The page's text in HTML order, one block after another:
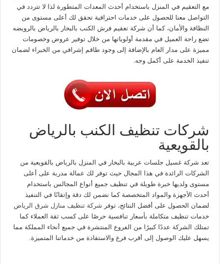
مع التعقيم في المنزل باستخدام أحدث المعدات المتطورة لذا لا تتردد في
التواصل معنا للحصول على خدمات احترافية تحقق لك أعلى مستوى من
النظافة والأمان، كما أن شركة تعقيم فرش الكنب بالبخار بالرياض بالرويضه
تضع راحة العميل في مقدمة أولوياتها من خلال توفير عروض وخصومات
مميزة على مدار العام بالإضافة إلى وجود طاقم إشرافي من الخبراء لضمان
تنفيذ الخدمة على أكمل وجه.
شركات تنظيف الكنب بالرياض
بالقويعية
تعد شركة غسيل جلسات عربية بالبخار في المنزل بالرياض بالقويعية من
الشركات الرائدة في هذا المجال حيث توفر لك عمالة مدربة على أعلى
مستوى ولديها خبرة طويلة في تنظيف جميع أنواع المجالس باستخدام
أحدث الأجهزة والمواد المتخصصة كما نضمن لك دقة وإتقانًا في التنفيذ
لضمان الحصول على أفضل النتائج، توفر شركة تنظيف منازل شرق الرياض
خدمات تنظيف متكاملة بأسعار تنافسية حرصًا على كسب ثقة العملاء كما
تمتلك الشركة عددًا كبيرًا من الفروع المنتشرة في جميع أنحاء المملكة مما
يسهل عليك الوصول إلى أقرب فرع والاستفادة من خدماتنا المتميزة.